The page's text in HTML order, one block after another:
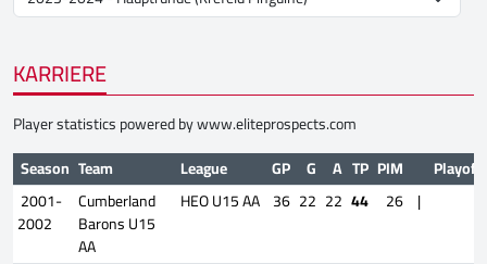
KARRIERE
Player statistics powered bywww.eliteprospects.com
Season Team League GP G A TP PIM
2001-
2002
Cumberland
Barons U15
AA
HEO U15 AA 36 22 22 44 26 |